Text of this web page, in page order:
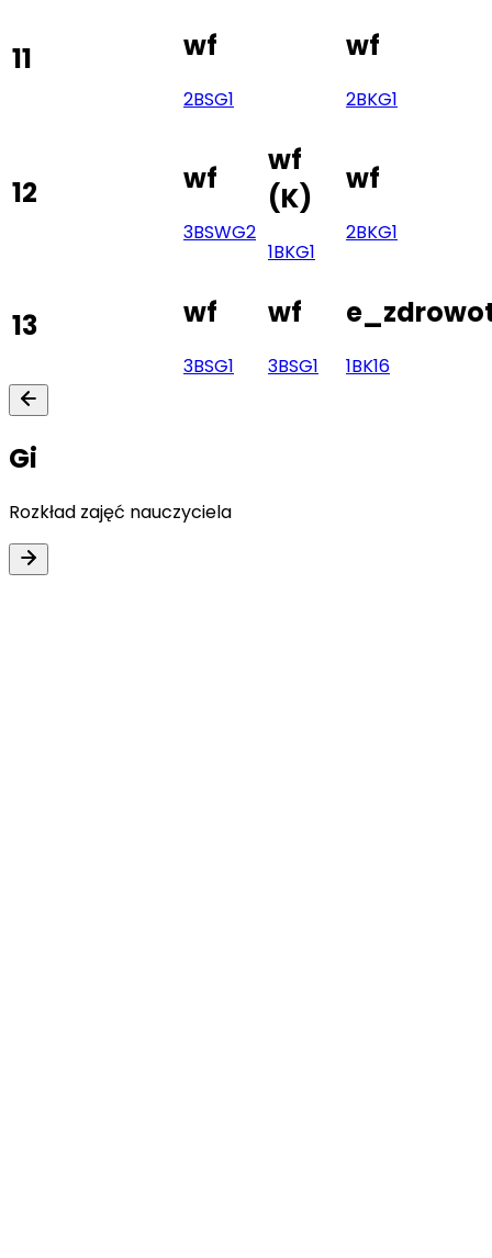
11 wf
2BSG1
wf
2BKG1
12 wf
3BSWG2
wf
(K)
1BKG1
wf
2BKG1
13 wf
3BSG1
wf
3BSG1 1BK16
Gi
Rozkład zajęć nauczyciela